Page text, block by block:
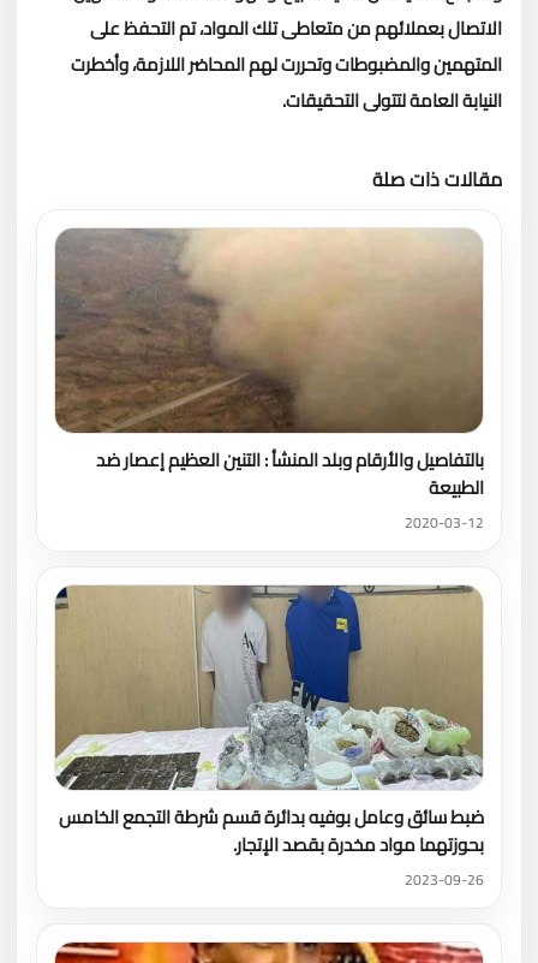
الاتصال بعملائهم من متعاطى تلك المواد، تم التحفظ على
المتهمين والمضبوطات وتحررت لهم المحاضر اللازمة، وأخطرت
النيابة العامة لتتولى التحقيقات.
مقالات ذات صلة
بالتفاصيل والأرقام وبلد المنشأ : التنين العظيم إعصار ضد
الطبيعة
2020-03-12
ضبط سائق وعامل بوفيه بدائرة قسم شرطة التجمع الخامس
بحوزتهما مواد مخدرة بقصد الإتجار.
2023-09-26